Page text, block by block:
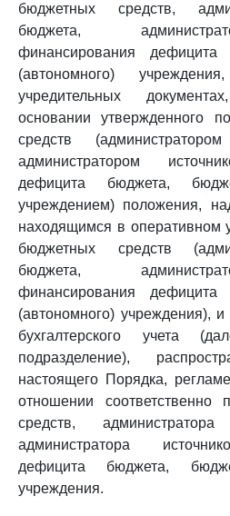
бюджетных средств,
бюджета,
финансирования дефицита
(автономного)
учредительных
основании утвержденного
средств
администратором
дефицита бюджета,
учреждением) положения,
находящимся в оперативном
бюджетных средств
бюджета,
финансирования дефицита
(автономного) учреждения),
бухгалтерского учета
подразделение),
настоящего Порядка,
отношении соответственно
средств,
администратора
дефицита бюджета,
учреждения.